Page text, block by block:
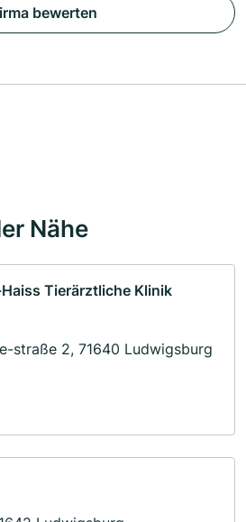
bewerten
Nähe
Tierärztliche Klinik
straße 2, 71640 Ludwigsburg